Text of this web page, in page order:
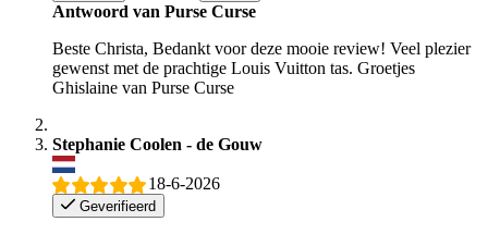
Antwoord van Purse Curse
Beste Christa, Bedankt voor deze mooie review! Veel plezier
gewenst met de prachtige Louis Vuitton tas. Groetjes
Ghislaine van Purse Curse
Stephanie Coolen - de Gouw
18-6-2026
Geverifieerd